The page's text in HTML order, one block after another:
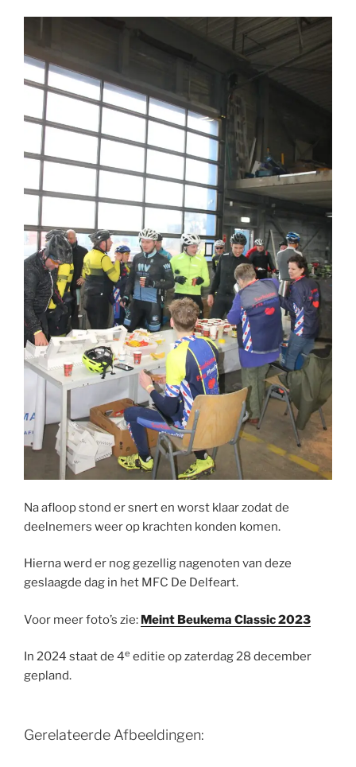
Na afloop stond er snert en worst klaar zodat de
deelnemers weer op krachten konden komen.
Hierna werd er nog gezellig nagenoten van deze
geslaagde dag in het MFC De Delfeart.
Voor meer foto’s zie: Meint Beukema Classic 2023
In 2024 staat de 4e editie op zaterdag 28 december
gepland.
Gerelateerde Afbeeldingen: